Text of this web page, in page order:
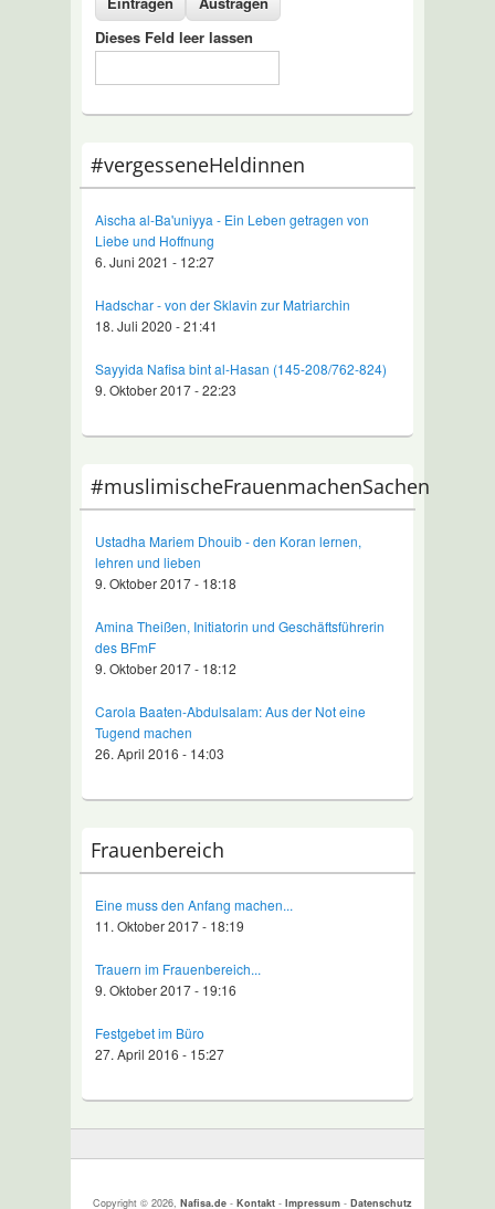
Dieses Feld leer lassen
#vergesseneHeldinnen
Aischa al-Ba'uniyya - Ein Leben getragen von
Liebe und Hoffnung
6. Juni 2021 - 12:27
Hadschar - von der Sklavin zur Matriarchin
18. Juli 2020 - 21:41
Sayyida Nafisa bint al-Hasan (145-208/762-824)
9. Oktober 2017 - 22:23
#muslimischeFrauenmachenSachen
Ustadha Mariem Dhouib - den Koran lernen,
lehren und lieben
9. Oktober 2017 - 18:18
Amina Theißen, Initiatorin und Geschäftsführerin
des BFmF
9. Oktober 2017 - 18:12
Carola Baaten-Abdulsalam: Aus der Not eine
Tugend machen
26. April 2016 - 14:03
Frauenbereich
Eine muss den Anfang machen...
11. Oktober 2017 - 18:19
Trauern im Frauenbereich...
9. Oktober 2017 - 19:16
Festgebet im Büro
27. April 2016 - 15:27
Copyright © 2026,Nafisa.de -Kontakt -Impressum -Datenschutz